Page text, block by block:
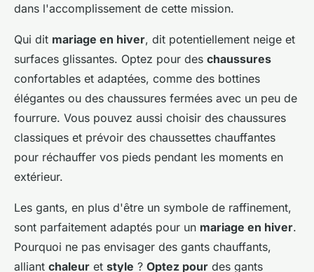
dans l'accomplissement de cette mission.
Qui dit mariage en hiver, dit potentiellement neige et
surfaces glissantes. Optez pour des chaussures
confortables et adaptées, comme des bottines
élégantes ou des chaussures fermées avec un peu de
fourrure. Vous pouvez aussi choisir des chaussures
classiques et prévoir des chaussettes chauffantes
pour réchauffer vos pieds pendant les moments en
extérieur.
Les gants, en plus d'être un symbole de raffinement,
sont parfaitement adaptés pour un mariage en hiver.
Pourquoi ne pas envisager des gants chauffants,
alliant chaleur et style ? Optez pour des gants